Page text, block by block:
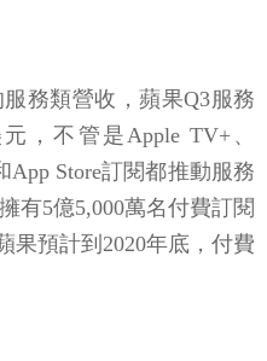
務類營收，蘋果Q3服務
，不管是Apple TV+、
App Store訂閱都推動服務
有5億5,000萬名付費訂閱
果預計到2020年底，付費